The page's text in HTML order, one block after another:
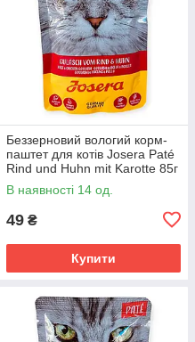
Беззерновий вологий корм-
паштет для котів Josera Paté
Rind und Huhn mit Karotte 85г
з яловичиною та куркою з
морквою, псиліумом
В наявності 14 од.
49 ₴
Купити